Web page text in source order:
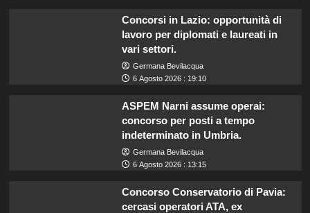
Concorsi in Lazio: opportunità di
lavoro per diplomati e laureati in
vari settori.
Germana Bevilacqua
6 Agosto 2026 : 19:10
ASPEM Narni assume operai:
concorso per posti a tempo
indeterminato in Umbria.
Germana Bevilacqua
6 Agosto 2026 : 13:15
Concorso Conservatorio di Pavia:
cercasi operatori ATA, ex